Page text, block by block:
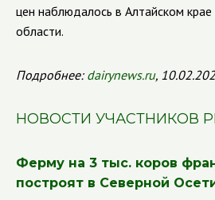
цен наблюдалось в Алтайском
области.
Подробнее: dairynews.ru,
НОВОСТИ УЧАСТНИКОВ
Ферму на 3 тыс. коров
построят в Северной